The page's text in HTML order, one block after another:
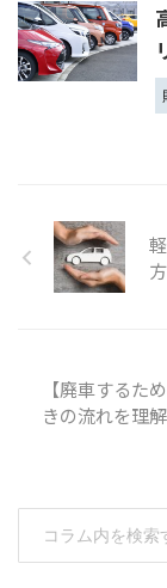
【廃車するた
きの流れを理